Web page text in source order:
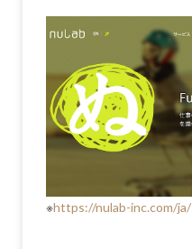
※https://nulab-inc.com/ja/